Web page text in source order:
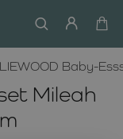
Mileah
LIEWOOD Baby-